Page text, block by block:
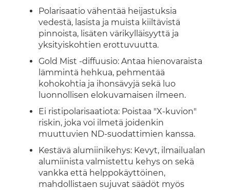
Polarisaatio vähentää heijastuksia
vedestä, lasista ja muista kiiltävistä
pinnoista, lisäten värikylläisyyttä ja
yksityiskohtien erottuvuutta.
Gold Mist -diffuusio: Antaa hienovaraista
lämmintä hehkua, pehmentää
kohokohtia ja ihonsävyjä sekä luo
luonnollisen elokuvamaisen ilmeen.
Ei ristipolarisaatiota: Poistaa "X-kuvion"
riskin, joka voi ilmetä joidenkin
muuttuvien ND-suodattimien kanssa.
Kestävä alumiinikehys: Kevyt, ilmailualan
alumiinista valmistettu kehys on sekä
vankka että helppokäyttöinen,
mahdollistaen sujuvat säädöt myös